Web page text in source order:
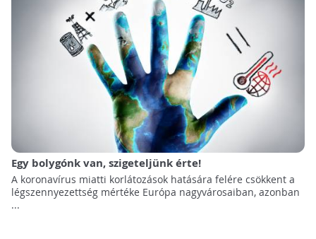
Egy bolygónk van, szigeteljünk érte!
A koronavírus miatti korlátozások hatására felére csökkent a
légszennyezettség mértéke Európa nagyvárosaiban, azonban
...